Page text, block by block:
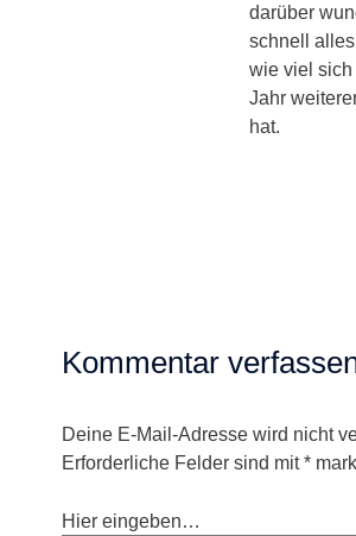
darüber
schnell
wie viel
Jahr
hat.
Kommentar
Deine E-Mail-Adresse wird nicht
Erforderliche Felder sind mit*
Hier eingeben…